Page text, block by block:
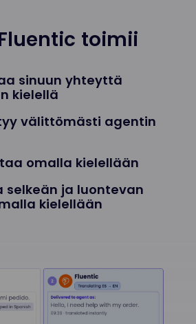
toimii
sinuun yhteyttä
kielellä
välittömästi agentin
omalla kielellään
selkeän ja luontevan
kielellään